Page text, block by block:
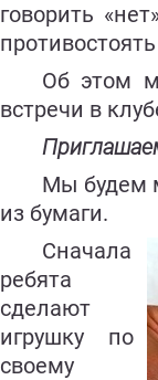
говорить
Об этом
встречи в
Мы будем
из бумаги.
Сначала
ребята
сделают
игрушку по
своему